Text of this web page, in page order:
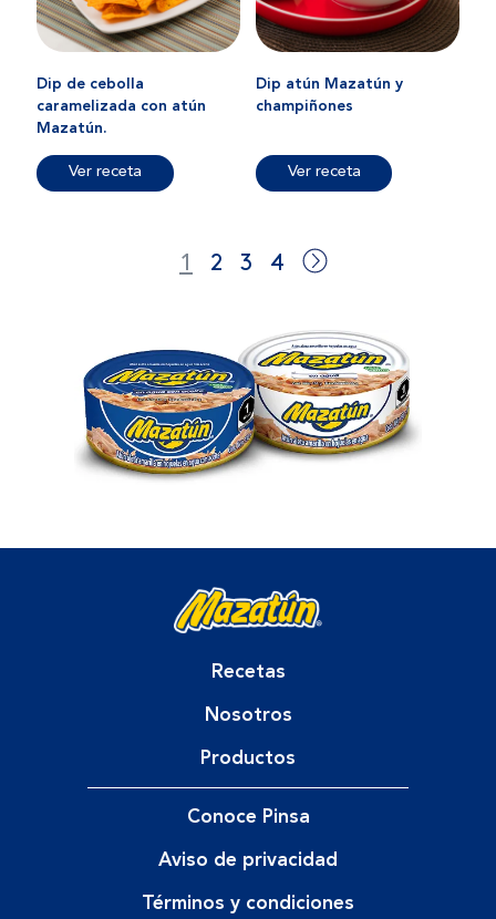
Dip de cebolla
caramelizada con atún
Mazatún.
Ver receta
Dip atún Mazatún y
champiñones
Ver receta
1 2 3 4
Recetas
Nosotros
Productos
Conoce Pinsa
Aviso de privacidad
Términos y condiciones